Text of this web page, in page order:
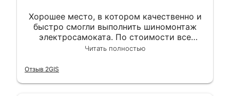
Хорошее место, в котором качественно и
быстро смогли выполнить шиномонтаж
электросамоката. По стоимости все
вышло вообще приемлемо хочу сказать.
Читать полностью
Отзыв 2GIS